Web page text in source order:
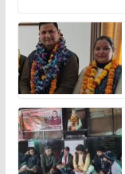
c
e
b
o
o
k
itt
er